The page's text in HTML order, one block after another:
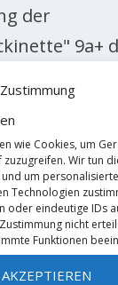
wie Cookies, um
Wir tun
um
Technologien
oder eindeutige IDs
nicht
Funktionen
AKZEPTIEREN
der
9a+
von Alex
meldet